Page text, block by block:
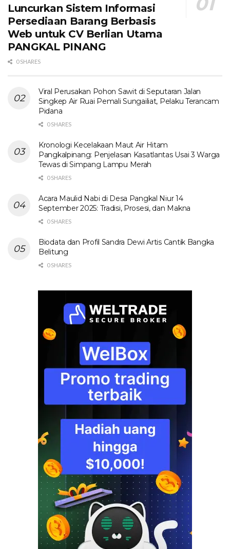
Luncurkan Sistem Informasi
Persediaan Barang Berbasis
Web untuk CV Berlian Utama​
PANGKAL PINANG
0 SHARES
Viral Perusakan Pohon Sawit di Seputaran Jalan
Singkep Air Ruai Pemali Sungailiat, Pelaku Terancam
Pidana
0 SHARES
Kronologi Kecelakaan Maut Air Hitam
Pangkalpinang: Penjelasan Kasatlantas Usai 3 Warga
Tewas di Simpang Lampu Merah
0 SHARES
Acara Maulid Nabi di Desa Pangkal Niur 14
September 2025: Tradisi, Prosesi, dan Makna
0 SHARES
Biodata dan Profil Sandra Dewi Artis Cantik Bangka
Belitung
0 SHARES